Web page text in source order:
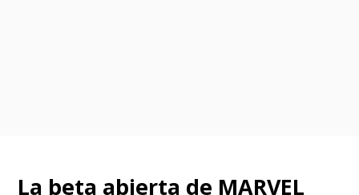
La beta abierta de MARVEL